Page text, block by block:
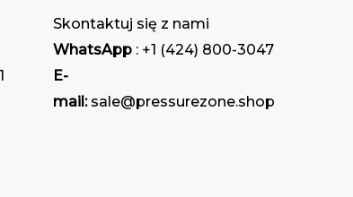
1
Skontaktuj się z nami
WhatsApp : +1 (424) 800-3047
E-
mail:sale@pressurezone.shop